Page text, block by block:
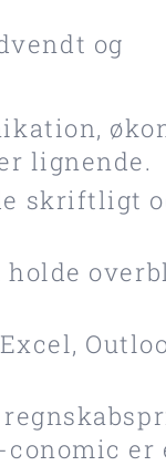
og
lignende.
skriftligt
er